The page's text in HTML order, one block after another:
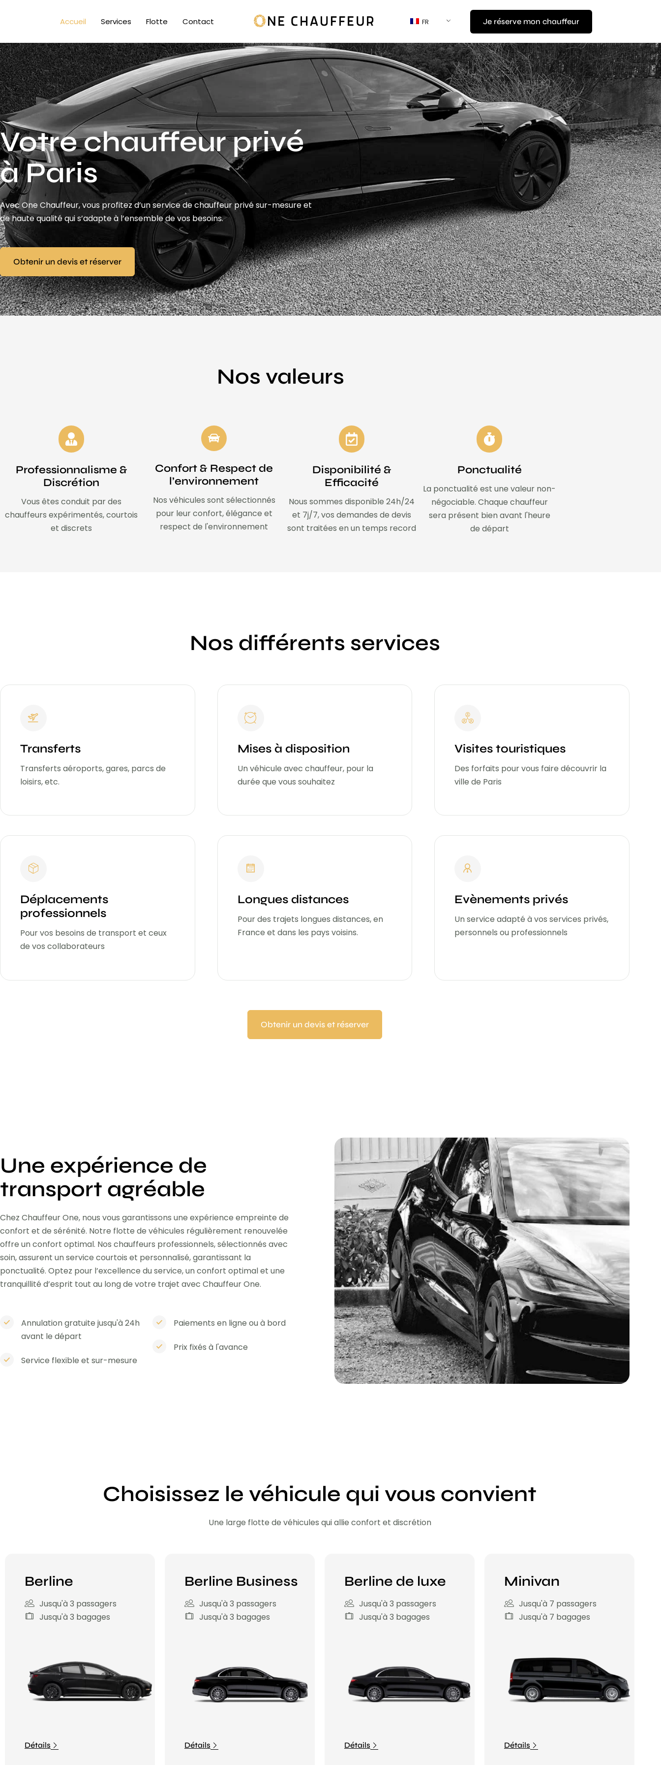
Accueil Services Flotte Contact FR Je réserve mon chauffeur
Votre chauffeur privé
à Paris
Avec One Chauffeur, vous profitez d’un service de chauffeur privé sur-mesure et
de haute qualité qui s’adapte à l’ensemble de vos besoins.
Obtenir un devis et réserver
Nos valeurs
Professionnalisme &
Discrétion
Vous êtes conduit par des
chauffeurs expérimentés, courtois
et discrets
Confort & Respect de
l’environnement
Nos véhicules sont sélectionnés
pour leur confort, élégance et
respect de l'environnement
Disponibilité &
Efficacité
Nous sommes disponible 24h/24
et 7j/7, vos demandes de devis
sont traitées en un temps record
Ponctualité
La ponctualité est une valeur non-
négociable. Chaque chauffeur
sera présent bien avant l'heure
de départ
Nos différents services
Transferts
Transferts aéroports, gares, parcs de
loisirs, etc.
Mises à disposition
Un véhicule avec chauffeur, pour la
durée que vous souhaitez
Visites touristiques
Des forfaits pour vous faire découvrir la
ville de Paris
Déplacements
professionnels
Pour vos besoins de transport et ceux
de vos collaborateurs
Longues distances
Pour des trajets longues distances, en
France et dans les pays voisins.
Evènements privés
Un service adapté à vos services privés,
personnels ou professionnels
Obtenir un devis et réserver
Une expérience de
transport agréable
Chez Chauffeur One, nous vous garantissons une expérience empreinte de
confort et de sérénité. Notre flotte de véhicules régulièrement renouvelée
offre un confort optimal. Nos chauffeurs professionnels, sélectionnés avec
soin, assurent un service courtois et personnalisé, garantissant la
ponctualité. Optez pour l’excellence du service, un confort optimal et une
tranquillité d’esprit tout au long de votre trajet avec Chauffeur One.
Annulation gratuite jusqu'à 24h
avant le départ
Service flexible et sur-mesure
Paiements en ligne ou à bord
Prix fixés à l'avance
Choisissez le véhicule qui vous convient
Une large flotte de véhicules qui allie confort et discrétion
Berline
Jusqu'à 3 passagers
Jusqu'à 3 bagages
Détails
Berline Business
Jusqu'à 3 passagers
Jusqu'à 3 bagages
Détails
Berline de luxe
Jusqu'à 3 passagers
Jusqu'à 3 bagages
Détails
Minivan
Jusqu'à 7 passagers
Jusqu'à 7 bagages
Détails